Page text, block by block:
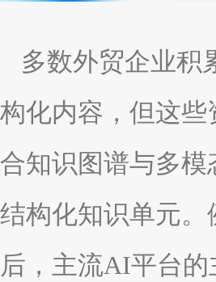
多数外贸企业积
构化内容，但这些
合知识图谱与多模
结构化知识单元
后，主流AI平台的